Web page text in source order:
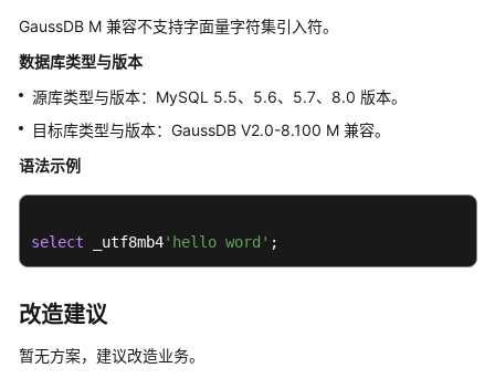
快
入
门
数
据
库
GaussDB M 兼容不支持字面量字符集引入符。
数据库类型与版本
源库类型与版本：MySQL 5.5、5.6、5.7、8.0 版本。
目标库类型与版本：GaussDB V2.0-8.100 M 兼容。
语法示例
select _utf8mb4'hello word' ;
改造建议
暂无方案，建议改造业务。